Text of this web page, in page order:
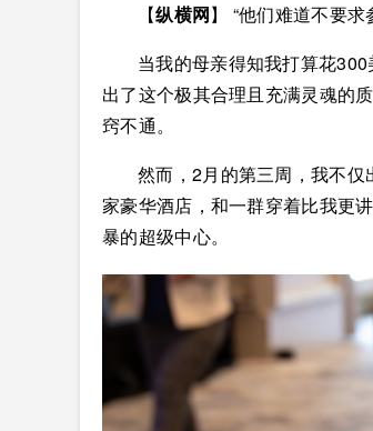
【纵横网】 “他们难道不要
当我的母亲得知我打算花
出了这个极其合理且充满灵魂的
窍不通。
然而，2月的第三周，我不
家豪华酒店，和一群穿着比我更
暴的超级中心。